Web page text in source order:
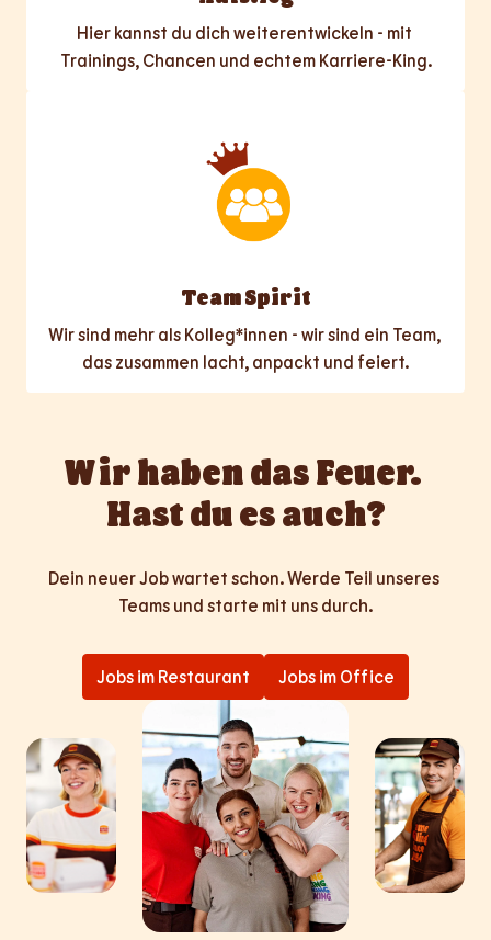
Hier kannst du dich weiterentwickeln - mit
Trainings, Chancen und echtem Karriere-King.
Team Spirit
Wir sind mehr als Kolleg*innen - wir sind ein Team,
das zusammen lacht, anpackt und feiert.
Wir haben das Feuer.
Hast du es auch?
Dein neuer Job wartet schon. Werde Teil unseres
Teams und starte mit uns durch.
Jobs im Restaurant Jobs im Office